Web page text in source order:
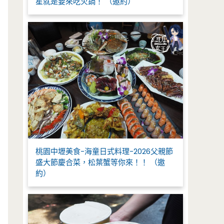
桃園中壢美食-海童日式料理-2026父親節
盛大節慶合菜，松葉蟹等你來！！ （邀
約）